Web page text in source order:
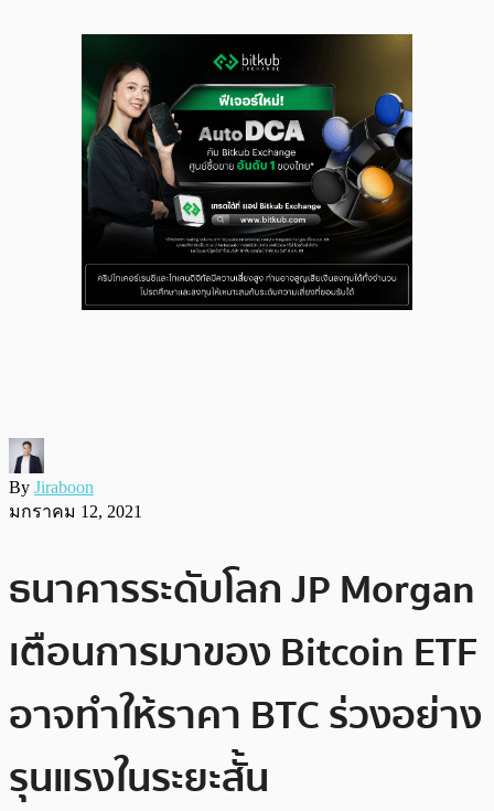
By Jiraboon
มกราคม 12, 2021
ธนาคารระดับโลก JP Morgan
เตือนการมาของ Bitcoin ETF
อาจทำให้ราคา BTC ร่วงอย่าง
รุนแรงในระยะสั้น